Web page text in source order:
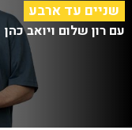
שניים עד ארבע
עם רון שלום ויואב כהן